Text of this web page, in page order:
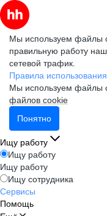
Мы используем файлы
правильную работу
сетевой трафик.
Правила
Мы используем файлы
файлов cookie
Понятно
Ищу работу
Ищу работу
Ищу работу
Ищу сотрудника
Сервисы
Помощь